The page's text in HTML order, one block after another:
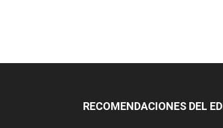
RECOMENDACIONES DEL